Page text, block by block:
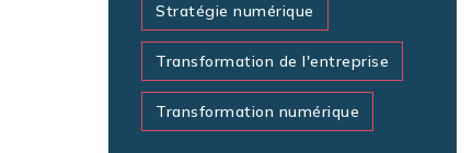
Stratégie numérique
Transformation de l'entreprise
Transformation numérique